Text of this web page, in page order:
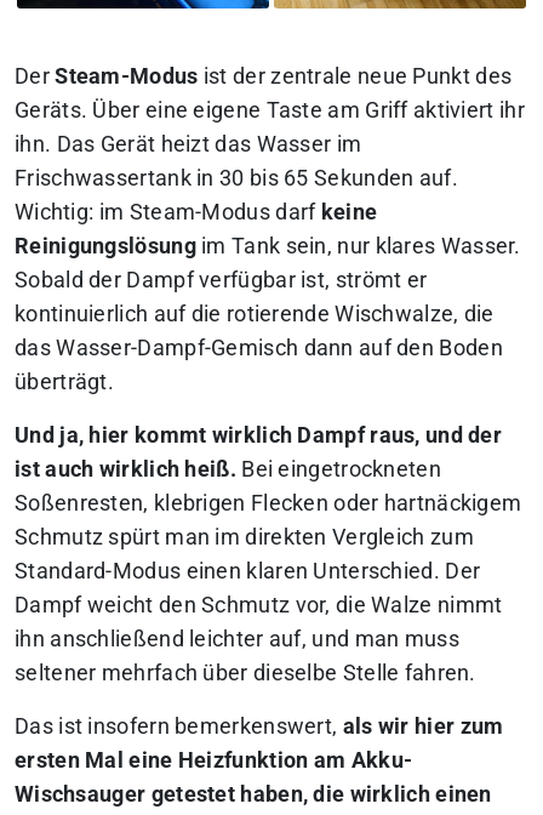
DerSteam-Modus ist der zentrale neue Punkt des
Geräts. Über eine eigene Taste am Griff aktiviert ihr
ihn. Das Gerät heizt das Wasser im
Frischwassertank in 30 bis 65 Sekunden auf.
Wichtig: im Steam-Modus darf keine
Reinigungslösungim Tank sein, nur klares Wasser.
Sobald der Dampf verfügbar ist, strömt er
kontinuierlich auf die rotierende Wischwalze, die
das Wasser-Dampf-Gemisch dann auf den Boden
überträgt.
Und ja, hier kommt wirklich Dampf raus, und der
ist auch wirklich heiß. Bei eingetrockneten
Soßenresten, klebrigen Flecken oder hartnäckigem
Schmutz spürt man im direkten Vergleich zum
Standard-Modus einen klaren Unterschied. Der
Dampf weicht den Schmutz vor, die Walze nimmt
ihn anschließend leichter auf, und man muss
seltener mehrfach über dieselbe Stelle fahren.
Das ist insofern bemerkenswert, als wir hier zum
ersten Mal eine Heizfunktion am Akku-
Wischsauger getestet haben, die wirklich einen